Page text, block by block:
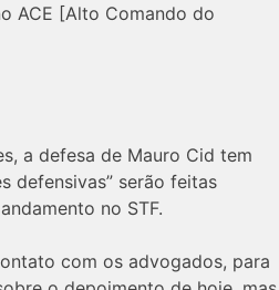
ACE [Alto Comando do
a defesa de Mauro Cid tem
defensivas” serão feitas
no STF.
com os advogados, para